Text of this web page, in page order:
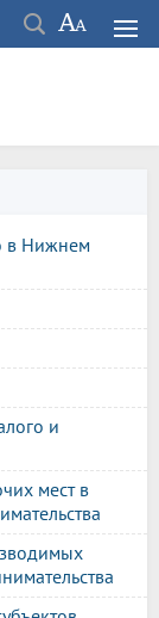
в Нижнем
и
мест в